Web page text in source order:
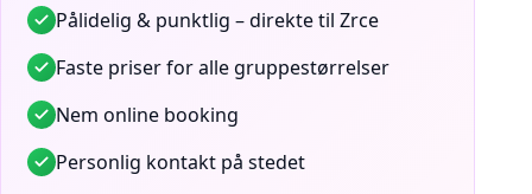
Pålidelig & punktlig – direkte til Zrce
Faste priser for alle gruppestørrelser
Nem online booking
Personlig kontakt på stedet